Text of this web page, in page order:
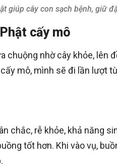
giúp cây con sạch bệnh, giữ
cấy mô
chuộng nhờ cây khỏe, lên
mô, mình sẽ đi lần lượt
chắc, rễ khỏe, khả năng
tốt hơn. Khi vào vụ,